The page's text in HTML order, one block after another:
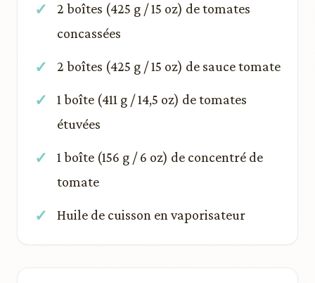
2 boîtes (425 g / 15 oz) de tomates
concassées
2 boîtes (425 g / 15 oz) de sauce tomate
1 boîte (411 g / 14,5 oz) de tomates
étuvées
1 boîte (156 g / 6 oz) de concentré de
tomate
Huile de cuisson en vaporisateur